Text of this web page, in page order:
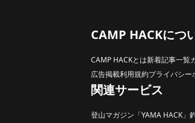
CAMP HACKにつ
CAMP HACKとは新着記事一覧
広告掲載利用規約プライバシー
関連サービス
登山マガジン「YAMA HACK」